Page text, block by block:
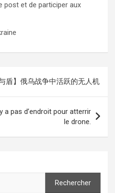
post et de participer aux
盾】俄乌战争中活跃的无人机
a pas d’endroit pour atterrir
le drone.
Rechercher